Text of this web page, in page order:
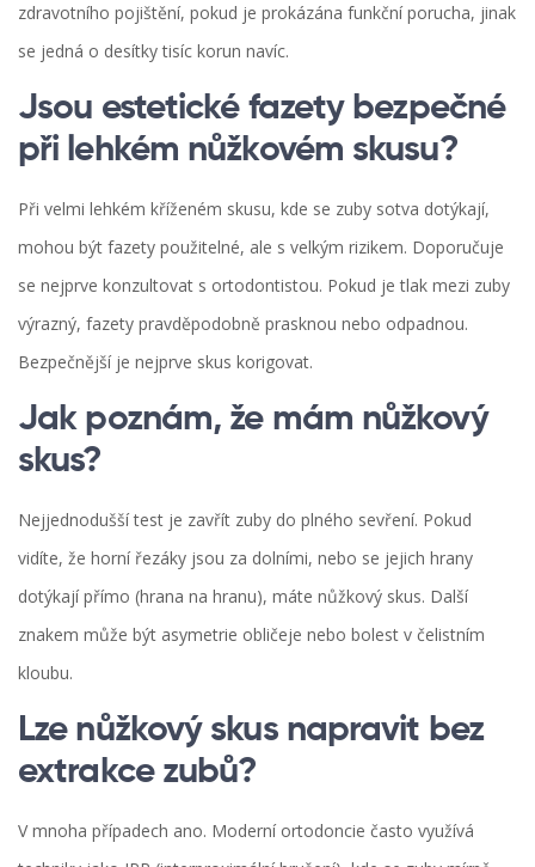
zdravotního pojištění, pokud je prokázána funkční porucha, jinak
se jedná o desítky tisíc korun navíc.
Jsou estetické fazety bezpečné
při lehkém nůžkovém skusu?
Při velmi lehkém kříženém skusu, kde se zuby sotva dotýkají,
mohou být fazety použitelné, ale s velkým rizikem. Doporučuje
se nejprve konzultovat s ortodontistou. Pokud je tlak mezi zuby
výrazný, fazety pravděpodobně prasknou nebo odpadnou.
Bezpečnější je nejprve skus korigovat.
Jak poznám, že mám nůžkový
skus?
Nejjednodušší test je zavřít zuby do plného sevření. Pokud
vidíte, že horní řezáky jsou za dolními, nebo se jejich hrany
dotýkají přímo (hrana na hranu), máte nůžkový skus. Další
znakem může být asymetrie obličeje nebo bolest v čelistním
kloubu.
Lze nůžkový skus napravit bez
extrakce zubů?
V mnoha případech ano. Moderní ortodoncie často využívá